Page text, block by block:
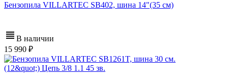
Бензопила VILLARTEC SB402, шина 14"(35 см)
В наличии
15 990